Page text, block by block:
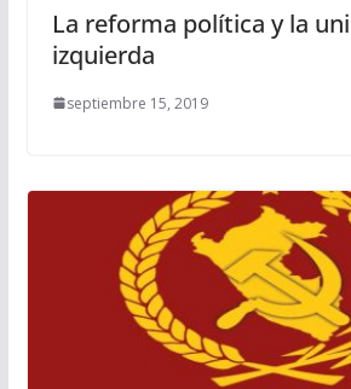
La reforma política y la
izquierda
septiembre 15, 2019